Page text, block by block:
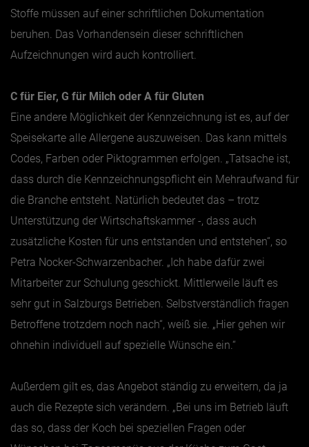
Stoffe müssen auf einer schriftlichen Dokumentation
beruhen. Das Vorhandensein dieser schriftlichen
Aufzeichnungen wird auch kontrolliert.
C für Eier, G für Milch oder A für Gluten
Eine andere Möglichkeit der Kennzeichnung ist es, auf der
Speisekarte alle Allergene auszuweisen. Das kann mittels
Codes, Farben oder Piktogrammen erfolgen. „Tatsache ist,
dass durch die Kennzeichnungspflicht ein Mehraufwand für
die Branche entsteht. Natürlich bedeutet das – trotz
Unterstützung der Wirtschaftskammer -, dass auch
zusätzliche Kosten für uns entstanden und entstehen“, so
Petra Nocker-Schwarzenbacher. „Ich habe dafür zwei
Mitarbeiter zur Schulung geschickt. Mittlerweile läuft es
sehr gut in Salzburgs Betrieben. Selbstverständlich fragen
Betroffene trotzdem noch nach“, weiß sie. „Hier gehen wir
ohnehin individuell auf spezielle Wünsche ein.“
Außerdem gilt es, das Angebot ständig zu erweitern, da ja
auch die Rezepte sich verändern. „Bei uns im Betrieb läuft
das so, dass der Koch bei speziellen Fragen oder